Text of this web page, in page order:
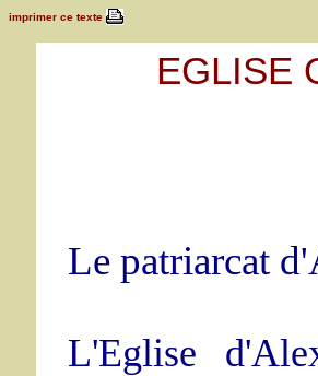
imprimer ce texte
EGLISE
Le patriarcat
L'Eglise